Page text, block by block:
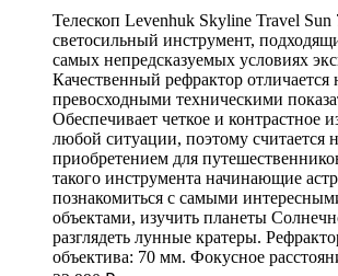
Телескоп Levenhuk Skyline Travel
светосильный инструмент,
самых непредсказуемых условиях
Качественный рефрактор
превосходными техническими
Обеспечивает четкое и контрастное
любой ситуации, поэтому считается
приобретением для
такого инструмента начинающие
познакомиться с самыми
объектами, изучить планеты
разглядеть лунные кратеры.
объектива: 70 мм. Фокусное